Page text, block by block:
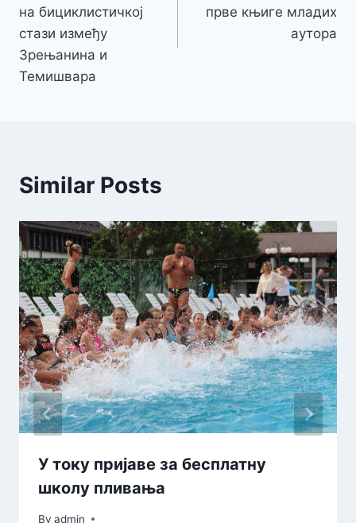
на бициклистичкој
стази између
Зрењанина и
Темишвара
прве књиге младих
аутора
Similar Posts
У току пријаве за бесплатну
школу пливања
By admin